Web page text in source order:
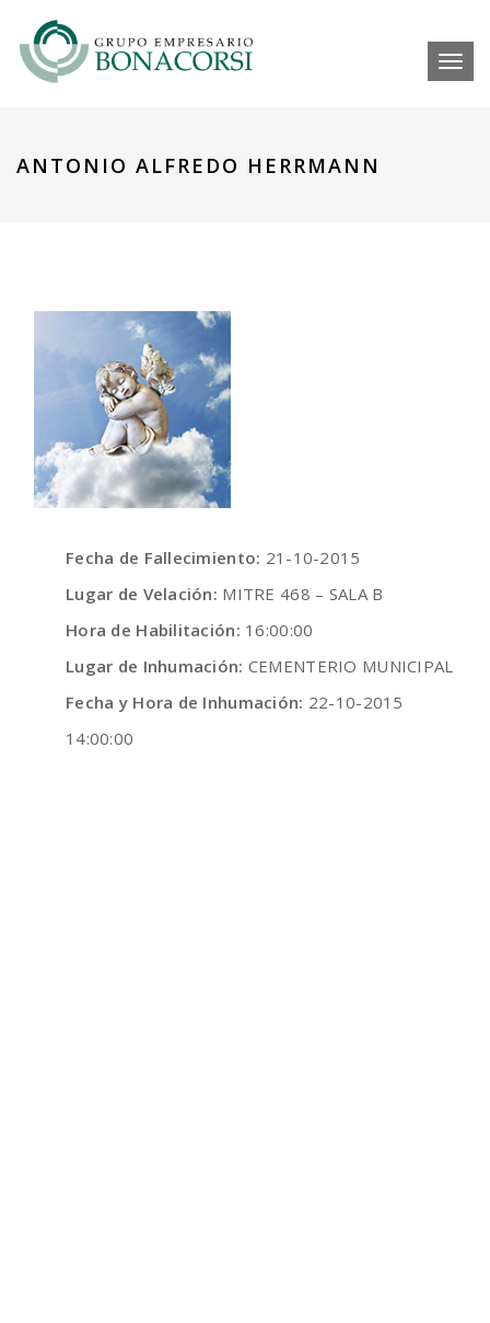
ANTONIO ALFREDO HERRMANN
Fecha de Fallecimiento: 21-10-2015
Lugar de Velación: MITRE 468 – SALA B
Hora de Habilitación: 16:00:00
Lugar de Inhumación: CEMENTERIO MUNICIPAL
Fecha y Hora de Inhumación: 22-10-2015
14:00:00